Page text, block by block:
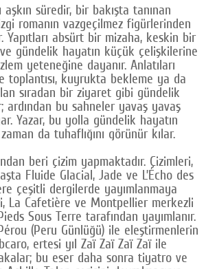
aşkın süredir, bir bakışta tanınan
romanın vazgeçilmez figürlerinden
absürt bir mizaha, keskin bir
gündelik hayatın küçük çelişkilerine
yeteneğine dayanır. Anlatıları
toplantısı, kuyrukta bekleme ya da
sıradan bir ziyaret gibi gündelik
ardından bu sahneler yavaş yavaş
Yazar, bu yolla gündelik hayatın
da tuhaflığını görünür kılar.
beri çizim yapmaktadır. Çizimleri,
Fluide Glacial, Jade ve L’Écho des
çeşitli dergilerde yayımlanmaya
La Cafetière ve Montpellier merkezli
Sous Terre tarafından yayımlanır.
(Peru Günlüğü) ile eleştirmenlerin
ertesi yıl Zaï Zaï Zaï Zaï ile
bu eser daha sonra tiyatro ve